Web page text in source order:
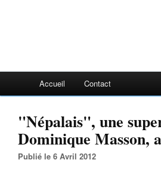
Accueil Contact
"Népalais", une
Dominique Masson,
Publié le 6 Avril 2012